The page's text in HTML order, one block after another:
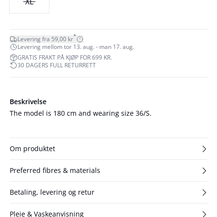
Levering fra 59,00 kr*
Levering mellom tor 13. aug. - man 17. aug.
GRATIS FRAKT PÅ KJØP FOR 699 KR.
30 DAGERS FULL RETURRETT
Beskrivelse
The model is 180 cm and wearing size 36/S.
Om produktet
Preferred fibres & materials
Betaling, levering og retur
Pleie & Vaskeanvisning